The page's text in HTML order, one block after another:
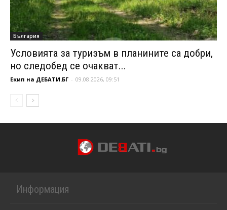
България
Условията за туризъм в планините са добри,
но следобед се очакват...
Екип на ДЕБАТИ.БГ - 09.08.2026, 09:51
Информация